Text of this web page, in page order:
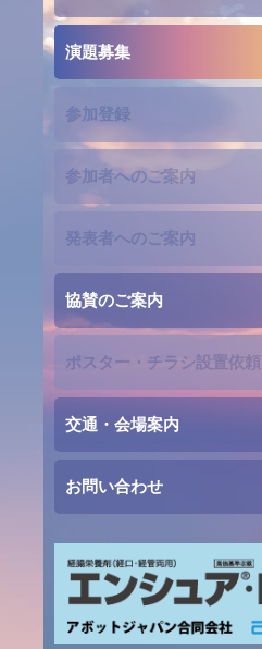
演題募集
参加登録
参加者へのご案内
発表者へのご案内
協賛のご案内
ポスター・チラシ設置依頼
交通・会場案内
お問い合わせ